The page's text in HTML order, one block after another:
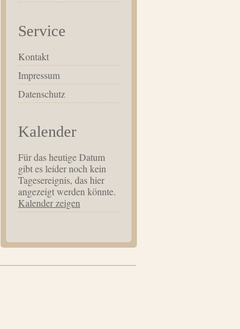
Service
Kontakt
Impressum
Datenschutz
Kalender
Für das heutige Datum
gibt es leider noch kein
Tagesereignis, das hier
angezeigt werden könnte.
Kalender zeigen